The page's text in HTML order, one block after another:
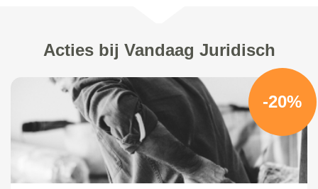
Acties bij Vandaag Juridisch
-20%